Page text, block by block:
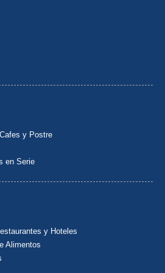
y Postre
en Serie
y Hoteles
Alimentos